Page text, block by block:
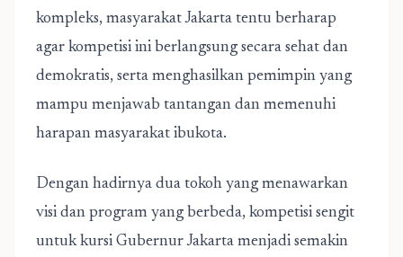
kompleks, masyarakat Jakarta tentu berharap
agar kompetisi ini berlangsung secara sehat dan
demokratis, serta menghasilkan pemimpin yang
mampu menjawab tantangan dan memenuhi
harapan masyarakat ibukota.
Dengan hadirnya dua tokoh yang menawarkan
visi dan program yang berbeda, kompetisi sengit
untuk kursi Gubernur Jakarta menjadi semakin